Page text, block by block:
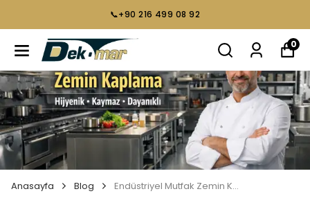
📞+90 216 499 08 92
0
Anasayfa Blog Endüstriyel Mutfak Zemin Kaplama